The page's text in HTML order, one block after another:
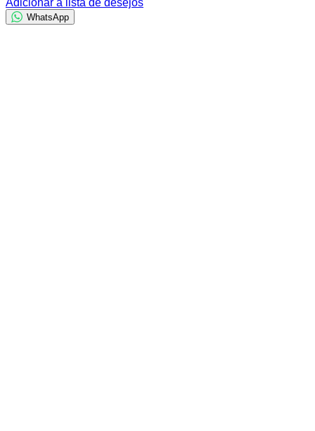
Adicionar à lista de desejos
WhatsApp